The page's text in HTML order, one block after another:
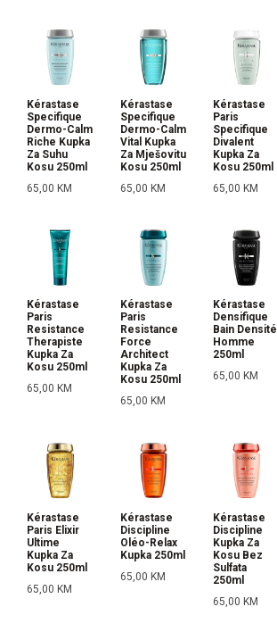
Kérastase
Specifique
Dermo-Calm
Riche Kupka
Za Suhu
Kosu 250ml
65,00 KM
Kérastase
Specifique
Dermo-Calm
Vital Kupka
Za Mješovitu
Kosu 250ml
65,00 KM
Kérastase
Paris
Specifique
Divalent
Kupka Za
Kosu 250ml
65,00 KM
Kérastase
Paris
Resistance
Therapiste
Kupka Za
Kosu 250ml
65,00 KM
Kérastase
Paris
Resistance
Force
Architect
Kupka Za
Kosu 250ml
65,00 KM
Kérastase
Densifique
Bain Densité
Homme
250ml
65,00 KM
Kérastase
Paris Elixir
Ultime
Kupka Za
Kosu 250ml
65,00 KM
Kérastase
Discipline
Oléo-Relax
Kupka 250ml
65,00 KM
Kérastase
Discipline
Kupka Za
Kosu Bez
Sulfata
250ml
65,00 KM